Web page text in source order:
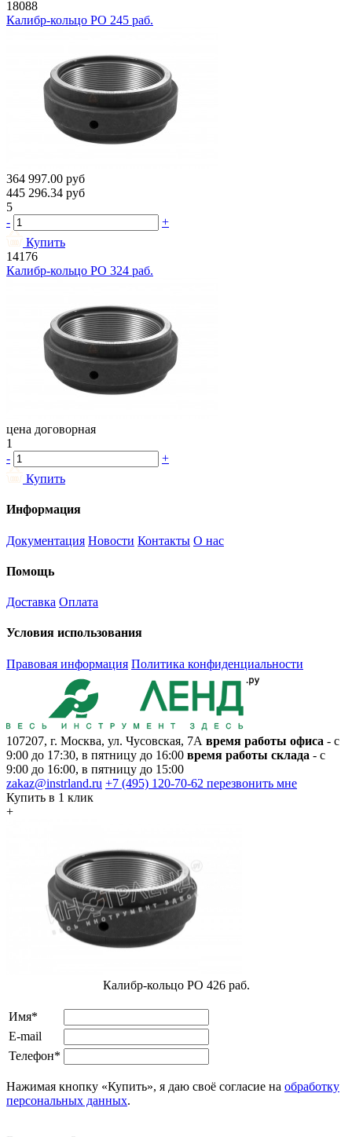
18088
Калибр-кольцо РО 245 раб.
364 997.00 руб
445 296.34 руб
5
-
+
Купить
14176
Калибр-кольцо РО 324 раб.
цена договорная
1
-
+
Купить
Информация
Документация Новости Контакты О нас
Помощь
Доставка Оплата
Условия использования
Правовая информация Политика конфиденциальности
107207, г. Москва, ул. Чусовская, 7А время работы офиса - с
9:00 до 17:30, в пятницу до 16:00 время работы склада - с
9:00 до 16:00, в пятницу до 15:00
zakaz@instrland.ru +7 (495) 120-70-62 перезвонить мне
Купить в 1 клик
+
Калибр-кольцо РО 426 раб.
Имя*
E-mail
Телефон*
Нажимая кнопку «Купить», я даю своё согласие на обработку
персональных данных.